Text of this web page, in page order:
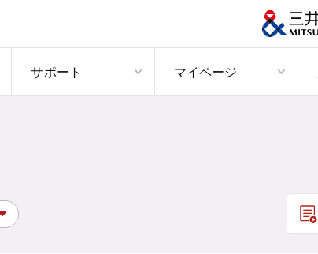
サポート マイページ